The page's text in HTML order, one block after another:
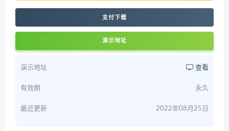
支付下载
演示地址
演示地址 查看
有效期 永久
最近更新 2022年08月25日